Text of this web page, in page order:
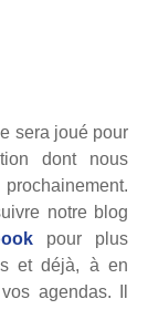
sera joué pour
dont nous
notre blog
pour plus
et déjà, à en
agendas. Il